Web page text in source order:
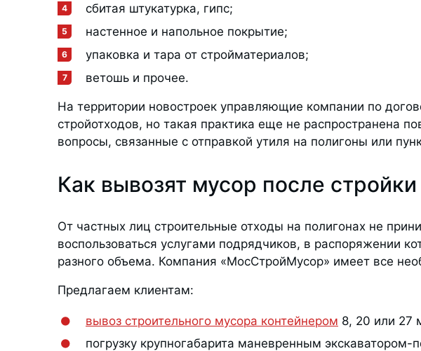
сбитая штукатурка, гипс;
настенное и напольное покрытие;
упаковка и тара от стройматериалов;
ветошь и прочее.
На территории новостроек управляющие компании по
стройотходов, но такая практика еще не распространена
вопросы, связанные с отправкой утиля на полигоны или
Как вывозят мусор после
От частных лиц строительные отходы на полигонах не
воспользоваться услугами подрядчиков, в распоряжении
разного объема. Компания «МосСтройМусор» имеет все
Предлагаем клиентам:
вывоз строительного мусора контейнером 8, 20 или 27
погрузку крупногабарита маневренным экскаватором-